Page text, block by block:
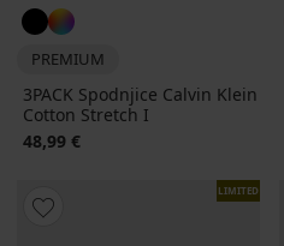
PREMIUM
3PACK Spodnjice Calvin Klein
Cotton Stretch I
48,99 €
LIMITED